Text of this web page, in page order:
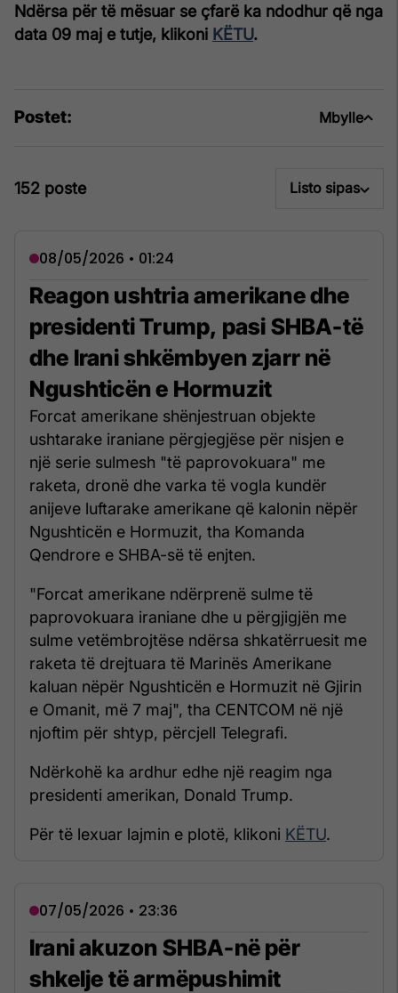
Ndërsa për të mësuar se çfarë ka ndodhur që nga
data 09 maj e tutje, klikoni KËTU.
Postet: Mbylle
152 poste Listo sipas
08/05/2026 • 01:24
Reagon ushtria amerikane dhe
presidenti Trump, pasi SHBA-të
dhe Irani shkëmbyen zjarr në
Ngushticën e Hormuzit
Forcat amerikane shënjestruan objekte
ushtarake iraniane përgjegjëse për nisjen e
një serie sulmesh "të paprovokuara" me
raketa, dronë dhe varka të vogla kundër
anijeve luftarake amerikane që kalonin nëpër
Ngushticën e Hormuzit, tha Komanda
Qendrore e SHBA-së të enjten.
"Forcat amerikane ndërprenë sulme të
paprovokuara iraniane dhe u përgjigjën me
sulme vetëmbrojtëse ndërsa shkatërruesit me
raketa të drejtuara të Marinës Amerikane
kaluan nëpër Ngushticën e Hormuzit në Gjirin
e Omanit, më 7 maj", tha CENTCOM në një
njoftim për shtyp, përcjell Telegrafi.
Ndërkohë ka ardhur edhe një reagim nga
presidenti amerikan, Donald Trump.
Për të lexuar lajmin e plotë, klikoni KËTU.
07/05/2026 • 23:36
Irani akuzon SHBA-në për
shkelje të armëpushimit